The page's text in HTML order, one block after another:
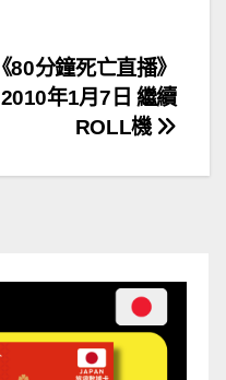
《80分鐘死亡直播》
2010年1月7日 繼續
ROLL機